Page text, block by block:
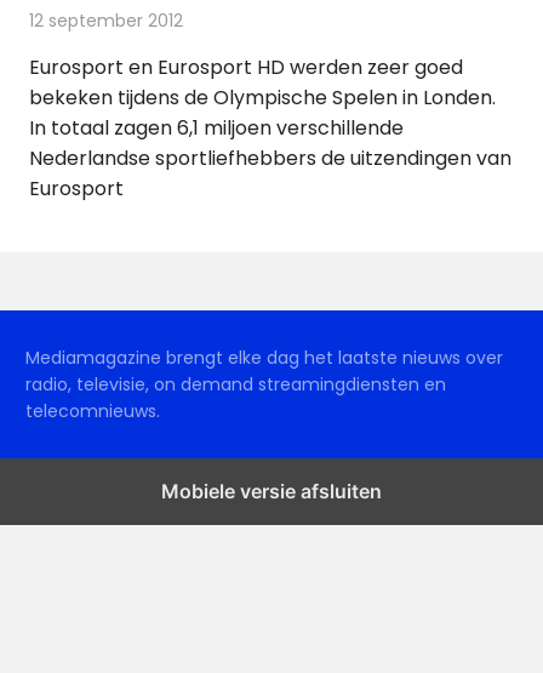
12 september 2012
Eurosport en Eurosport HD werden zeer goed
bekeken tijdens de Olympische Spelen in Londen.
In totaal zagen 6,1 miljoen verschillende
Nederlandse sportliefhebbers de uitzendingen van
Eurosport
Mediamagazine brengt elke dag het laatste nieuws over
radio, televisie, on demand streamingdiensten en
telecomnieuws.
Mobiele versie afsluiten